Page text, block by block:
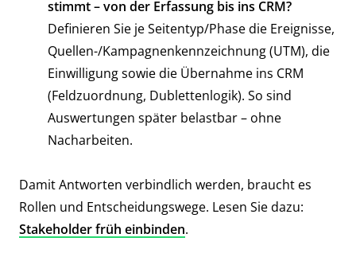
stimmt – von der Erfassung bis ins CRM?
Definieren Sie je Seitentyp/Phase die Ereignisse,
Quellen-/Kampagnenkennzeichnung (UTM), die
Einwilligung sowie die Übernahme ins CRM
(Feldzuordnung, Dublettenlogik). So sind
Auswertungen später belastbar – ohne
Nacharbeiten.
Damit Antworten verbindlich werden, braucht es
Rollen und Entscheidungswege. Lesen Sie dazu:
Stakeholder früh einbinden.